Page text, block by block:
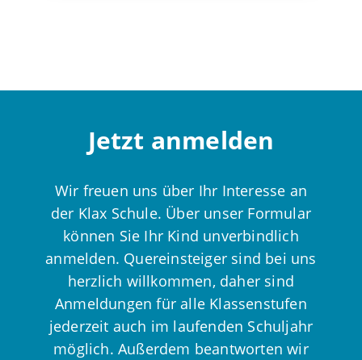
Jetzt anmelden
Wir freuen uns über Ihr Interesse an
der Klax Schule. Über unser Formular
können Sie Ihr Kind unverbindlich
anmelden. Quereinsteiger sind bei uns
herzlich willkommen, daher sind
Anmeldungen für alle Klassenstufen
jederzeit auch im laufenden Schuljahr
möglich. Außerdem beantworten wir